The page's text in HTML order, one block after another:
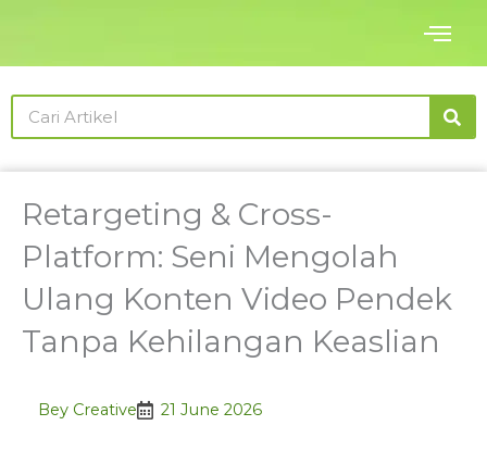
content
Search
Retargeting & Cross-
Platform: Seni Mengolah
Ulang Konten Video Pendek
Tanpa Kehilangan Keaslian
Bey Creative 21 June 2026